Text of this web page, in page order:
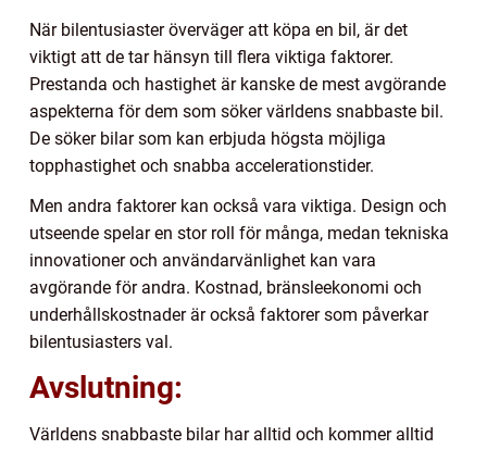
När bilentusiaster överväger att köpa en bil, är det
viktigt att de tar hänsyn till flera viktiga faktorer.
Prestanda och hastighet är kanske de mest avgörande
aspekterna för dem som söker världens snabbaste bil.
De söker bilar som kan erbjuda högsta möjliga
topphastighet och snabba accelerationstider.
Men andra faktorer kan också vara viktiga. Design och
utseende spelar en stor roll för många, medan tekniska
innovationer och användarvänlighet kan vara
avgörande för andra. Kostnad, bränsleekonomi och
underhållskostnader är också faktorer som påverkar
bilentusiasters val.
Avslutning:
Världens snabbaste bilar har alltid och kommer alltid